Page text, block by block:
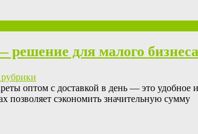
решение для малого бизнеса
рубрики
оптом с доставкой в день — это
позволяет сэкономить значительную сумму